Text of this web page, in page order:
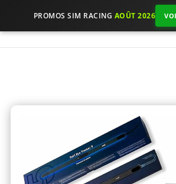
PROMOS SIM RACING AOÛT 2026